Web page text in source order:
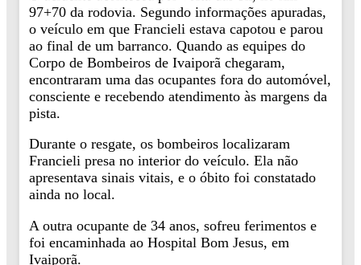
97+70 da rodovia. Segundo informações apuradas,
o veículo em que Francieli estava capotou e parou
ao final de um barranco. Quando as equipes do
Corpo de Bombeiros de Ivaiporã chegaram,
encontraram uma das ocupantes fora do automóvel,
consciente e recebendo atendimento às margens da
pista.
Durante o resgate, os bombeiros localizaram
Francieli presa no interior do veículo. Ela não
apresentava sinais vitais, e o óbito foi constatado
ainda no local.
A outra ocupante de 34 anos, sofreu ferimentos e
foi encaminhada ao Hospital Bom Jesus, em
Ivaiporã.